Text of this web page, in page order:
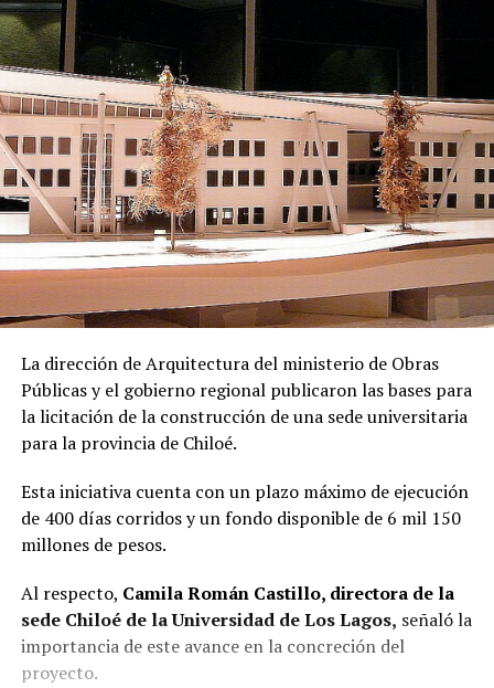
La dirección de Arquitectura del ministerio de Obras
Públicas y el gobierno regional publicaron las bases para
la licitación de la construcción de una sede universitaria
para la provincia de Chiloé.
Esta iniciativa cuenta con un plazo máximo de ejecución
de 400 días corridos y un fondo disponible de 6 mil 150
millones de pesos.
Al respecto, Camila Román Castillo, directora de la
sede Chiloé de la Universidad de Los Lagos, señaló la
importancia de este avance en la concreción del
proyecto.